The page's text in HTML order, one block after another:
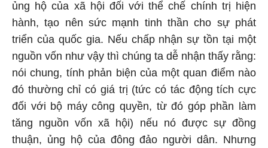
ủng hộ của xã hội đối với thể chế chính trị hiện
hành, tạo nên sức mạnh tinh thần cho sự phát
triển của quốc gia. Nếu chấp nhận sự tồn tại một
nguồn vốn như vậy thì chúng ta dễ nhận thấy rằng:
nói chung, tính phản biện của một quan điểm nào
đó thường chỉ có giá trị (tức có tác động tích cực
đối với bộ máy công quyền, từ đó góp phần làm
tăng nguồn vốn xã hội) nếu nó được sự đồng
thuận, ủng hộ của đông đảo người dân. Nhưng